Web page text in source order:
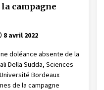
campagne
8 avril 2022
doléance absente de la
Della Sudda, Sciences
Bordeaux
de la campagne